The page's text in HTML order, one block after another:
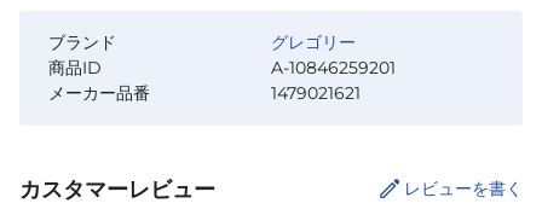
ブランド
グレゴリー
商品ID
A-10846259201
メーカー品番
1479021621
カスタマーレビュー レビューを書く